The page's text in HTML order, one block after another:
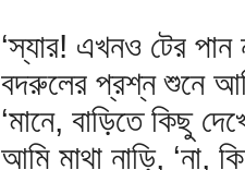
‘স্যার! এখনও টের পান
বদরুলের প্রশ্ন শুনে
‘মানে, বাড়িতে কিছু
আমি মাথা নাড়ি, ‘না,